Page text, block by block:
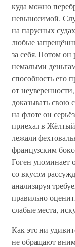
куда можно
невыносимой.
на парусных
любые
за себя. Потом он
немалыми
способность его
от
доказывать свою
на флоте он
приехал в
лежали
французским
Гоген упоминает
со вкусом
анализируя
правильно
слабые места,
Как это ни
не обращают